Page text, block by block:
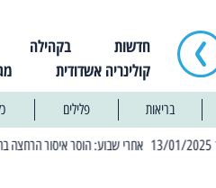
חדשות בקהילה
קולינריה אשדודית
בריאות פלילים
| 13:04 14/01/2025 עובדים בלילות: עבודות קרצוף וריבוד אספלט